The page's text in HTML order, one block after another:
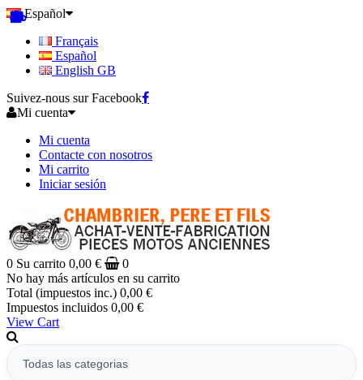
Español
Français
Español
English GB
Suivez-nous sur Facebook
Mi cuenta
Mi cuenta
Contacte con nosotros
Mi carrito
Iniciar sesión
0 Su carrito 0,00 €
0
No hay más artículos en su carrito
Total (impuestos inc.) 0,00 €
Impuestos incluidos 0,00 €
View Cart